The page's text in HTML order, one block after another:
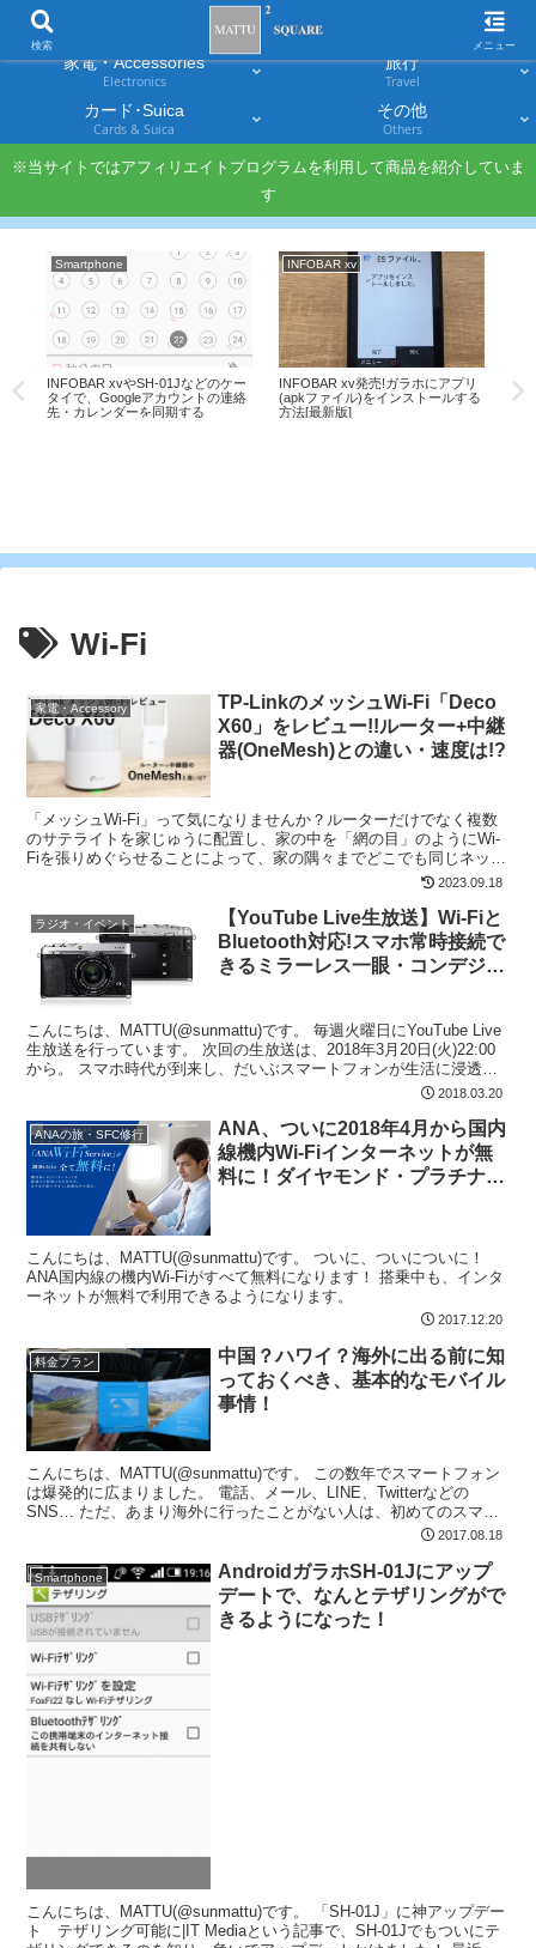
家電・Accessories
Electronics
旅行
Travel
カード･Suica
Cards & Suica
その他
Others
※当サイトではアフィリエイトプログラムを利用して商品を紹介していま
す
Smartphone
INFOBAR xvやSH-01Jなどのケー
タイで、Googleアカウントの連絡
先・カレンダーを同期する
INFOBAR xv
INFOBAR xv発売!ガラホにアプリ
(apkファイル)をインストールする
方法[最新版]
価
Wi-Fi
家電・Accessory
TP-LinkのメッシュWi-Fi「Deco
X60」をレビュー!!ルーター+中継
器(OneMesh)との違い・速度は!?
「メッシュWi-Fi」って気になりませんか？ルーターだけでなく複数
のサテライトを家じゅうに配置し、家の中を「網の目」のようにWi-
Fiを張りめぐらせることによって、家の隅々までどこでも同じネット
2023.09.18
ラジオ・イベント
【YouTube Live生放送】Wi-Fiと
Bluetooth対応!スマホ常時接続で
きるミラーレス一眼・コンデジを
こんにちは、MATTU(@sunmattu)です。 毎週火曜日にYouTube Live
生放送を行っています。 次回の生放送は、2018年3月20日(火)22:00
から。 スマホ時代が到来し、だいぶスマートフォンが生活に浸透し
2018.03.20
ANAの旅・SFC修行
ANA、ついに2018年4月から国内
線機内Wi-Fiインターネットが無
料に！ダイヤモンド・プラチナメ
こんにちは、MATTU(@sunmattu)です。 ついに、ついについに！
ANA国内線の機内Wi-Fiがすべて無料になります！ 搭乗中も、インタ
ーネットが無料で利用できるようになります。
2017.12.20
料金プラン
中国？ハワイ？海外に出る前に知
っておくべき、基本的なモバイル
事情！
こんにちは、MATTU(@sunmattu)です。 この数年でスマートフォン
は爆発的に広まりました。 電話、メール、LINE、Twitterなどの
SNS… ただ、あまり海外に行ったことがない人は、初めてのスマホ
2017.08.18
Smartphone
AndroidガラホSH-01Jにアップ
デートで、なんとテザリングがで
きるようになった！
こんにちは、MATTU(@sunmattu)です。 「SH-01J」に神アップデー
ト テザリング可能に|IT Mediaという記事で、SH-01Jでもついにテ
検索 メニュー